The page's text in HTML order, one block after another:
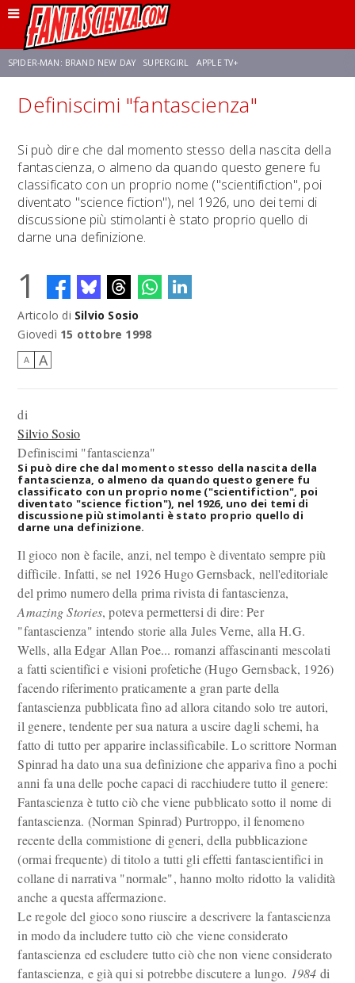
SPIDER-MAN: BRAND NEW DAY SUPERGIRL APPLE TV+
FRANCO RICCIARDIELLO ZENDAYA AVENGERS: DOOMSDAY
NETFLIX SADIE SINK STAR TREK: STRANGE NEW WORLDS
Definiscimi "fantascienza"
Si può dire che dal momento stesso della nascita della
fantascienza, o almeno da quando questo genere fu
classificato con un proprio nome ("scientifiction", poi
diventato "science fiction"), nel 1926, uno dei temi di
discussione più stimolanti è stato proprio quello di
darne una definizione.
1
Articolo di Silvio Sosio
Giovedì 15 ottobre 1998
A A
di
Silvio Sosio
Definiscimi "fantascienza"
Si può dire che dal momento stesso della nascita della
fantascienza, o almeno da quando questo genere fu
classificato con un proprio nome ("scientifiction", poi
diventato "science fiction"), nel 1926, uno dei temi di
discussione più stimolanti è stato proprio quello di
darne una definizione.
Il gioco non è facile, anzi, nel tempo è diventato sempre più
difficile. Infatti, se nel 1926 Hugo Gernsback, nell'editoriale
del primo numero della prima rivista di fantascienza,
Amazing Stories, poteva permettersi di dire: Per
"fantascienza" intendo storie alla Jules Verne, alla H.G.
Wells, alla Edgar Allan Poe... romanzi affascinanti mescolati
a fatti scientifici e visioni profetiche (Hugo Gernsback, 1926)
facendo riferimento praticamente a gran parte della
fantascienza pubblicata fino ad allora citando solo tre autori,
il genere, tendente per sua natura a uscire dagli schemi, ha
fatto di tutto per apparire inclassificabile. Lo scrittore Norman
Spinrad ha dato una sua definizione che appariva fino a pochi
anni fa una delle poche capaci di racchiudere tutto il genere:
Fantascienza è tutto ciò che viene pubblicato sotto il nome di
fantascienza. (Norman Spinrad) Purtroppo, il fenomeno
recente della commistione di generi, della pubblicazione
(ormai frequente) di titolo a tutti gli effetti fantascientifici in
collane di narrativa "normale", hanno molto ridotto la validità
anche a questa affermazione.
Le regole del gioco sono riuscire a descrivere la fantascienza
in modo da includere tutto ciò che viene considerato
fantascienza ed escludere tutto ciò che non viene considerato
fantascienza, e già qui si potrebbe discutere a lungo. 1984 di